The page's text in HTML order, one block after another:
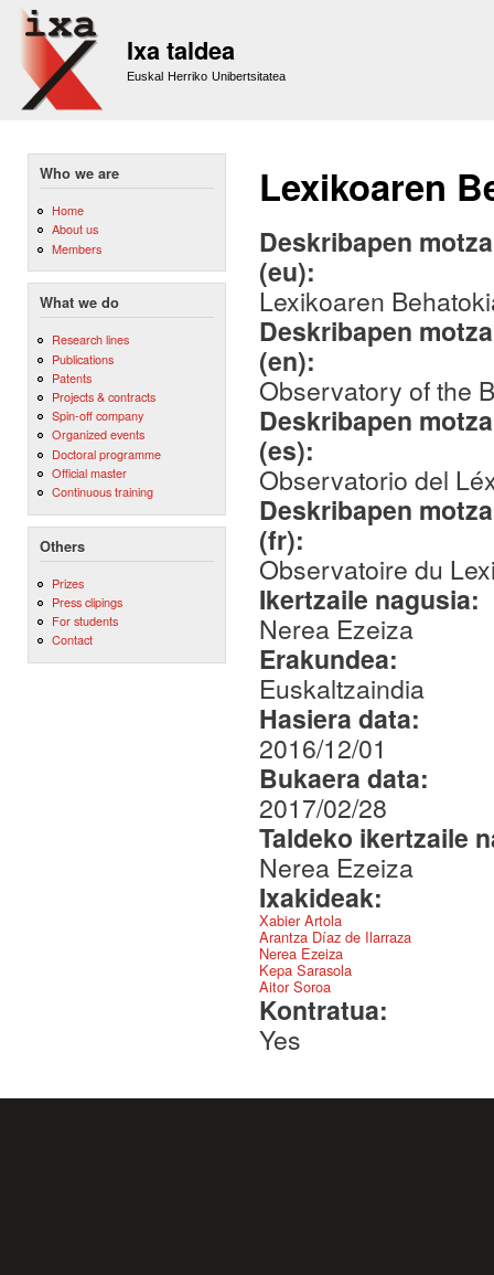
Ixa taldea
Euskal Herriko Unibertsitatea
Who we are
Home
About us
Members
What we do
Research lines
Publications
Patents
Projects & contracts
Spin-off company
Organized events
Doctoral programme
Official master
Continuous training
Others
Prizes
Press clipings
For students
Contact
Lexikoaren
Deskribapen
(eu):
Lexikoaren
Deskribapen
(en):
Observatory of the
Deskribapen
(es):
Observatorio del
Deskribapen
(fr):
Observatoire du
Ikertzaile nagusia:
Nerea Ezeiza
Erakundea:
Euskaltzaindia
Hasiera data:
2016/12/01
Bukaera data:
2017/02/28
Taldeko ikertzaile
Nerea Ezeiza
Ixakideak:
Xabier Artola
Arantza Díaz de Ilarraza
Nerea Ezeiza
Kepa Sarasola
Aitor Soroa
Kontratua:
Yes